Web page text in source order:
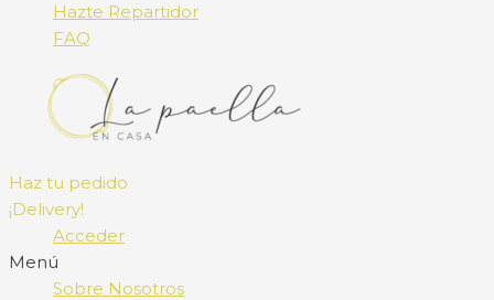
Hazte Repartidor
FAQ
Haz tu pedido
¡Delivery!
Acceder
Menú
Sobre Nosotros